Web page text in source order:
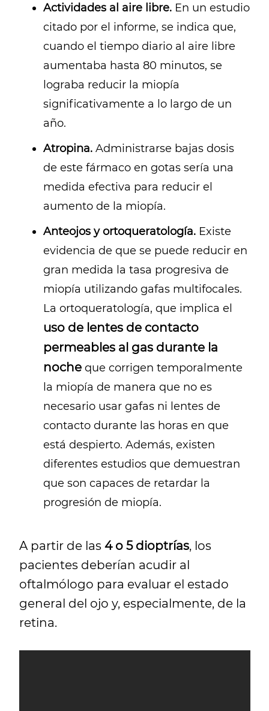
Actividades al aire libre. En un estudio
citado por el informe, se indica que,
cuando el tiempo diario al aire libre
aumentaba hasta 80 minutos, se
lograba reducir la miopía
significativamente a lo largo de un
año.
Atropina. Administrarse bajas dosis
de este fármaco en gotas sería una
medida efectiva para reducir el
aumento de la miopía.
Anteojos y ortoqueratología.Existe
evidencia de que se puede reducir en
gran medida la tasa progresiva de
miopía utilizando gafas multifocales.
La ortoqueratología, que implica el
uso de lentes de contacto
permeables al gas durante la
nocheque corrigen temporalmente
la miopía de manera que no es
necesario usar gafas ni lentes de
contacto durante las horas en que
está despierto. Además, existen
diferentes estudios que demuestran
que son capaces de retardar la
progresión de miopía.
A partir de las 4 o 5 dioptrías, los
pacientes deberían acudir al
oftalmólogo para evaluar el estado
general del ojo y, especialmente, de la
retina.